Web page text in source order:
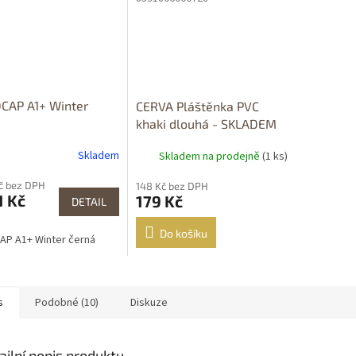
A1+ Winter
Skladem
bez DPH
Kč DETAIL
A1+ Winter černá
CERVA Pláštěnka PVC
khaki dlouhá - SKLADEM
Skladem na prodejně (1 ks)
148 Kč bez DPH
179 Kč
Do košíku
Podobné (10) Diskuze